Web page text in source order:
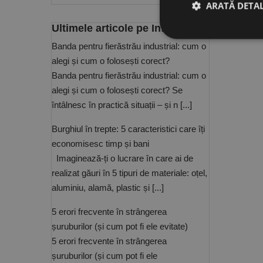
Ultimele articole pe Info Center
Banda pentru fierăstrău industrial: cum o
alegi și cum o folosești corect?
Banda pentru fierăstrău industrial: cum o
alegi și cum o folosești corect? Se
întâlnesc în practică situații – și n [...]
Burghiul în trepte: 5 caracteristici care îți
economisesc timp și bani
Imaginează-ți o lucrare în care ai de
realizat găuri în 5 tipuri de materiale: oțel,
aluminiu, alamă, plastic și [...]
5 erori frecvente în strângerea
șuruburilor (și cum pot fi ele evitate)
5 erori frecvente în strângerea
șuruburilor (și cum pot fi ele
ARATĂ
PHPSESSID